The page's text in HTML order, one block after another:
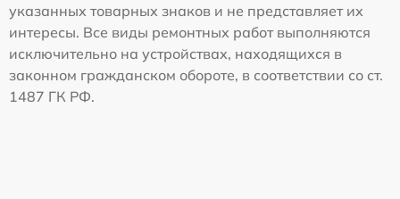
указанных товарных знаков и не представляет их
интересы. Все виды ремонтных работ выполняются
исключительно на устройствах, находящихся в
законном гражданском обороте, в соответствии со ст.
1487 ГК РФ.